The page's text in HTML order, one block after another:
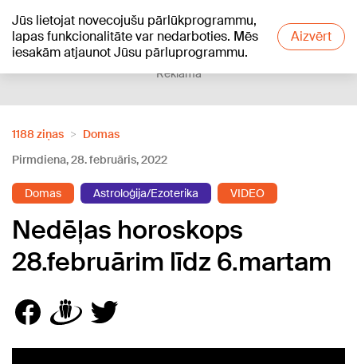
Jūs lietojat novecojušu pārlūkprogrammu,
lapas funkcionalitāte var nedarboties. Mēs
iesakām atjaunot Jūsu pārluprogrammu.
Aizvērt
+13°C
Reklāma
1188 ziņas
Domas
Pirmdiena, 28. februāris, 2022
Domas Astroloģija/Ezoterika VIDEO
Nedēļas horoskops
28.februārim līdz 6.martam